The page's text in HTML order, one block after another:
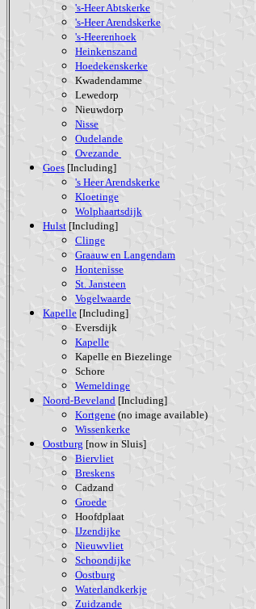
's-Heer Abtskerke
's-Heer Arendskerke
's-Heerenhoek
Heinkenszand
Hoedekenskerke
Kwadendamme
Lewedorp
Nieuwdorp
Nisse
Oudelande
Ovezande
Goes [Including]
's Heer Arendskerke
Kloetinge
Wolphaartsdijk
Hulst [Including]
Clinge
Graauw en Langendam
Hontenisse
St. Jansteen
Vogelwaarde
Kapelle [Including]
Eversdijk
Kapelle
Kapelle en Biezelinge
Schore
Wemeldinge
Noord-Beveland [Including]
Kortgene (no image available)
Wissenkerke
Oostburg [now in Sluis]
Biervliet
Breskens
Cadzand
Groede
Hoofdplaat
IJzendijke
Nieuwvliet
Schoondijke
Oostburg
Waterlandkerkje
Zuidzande